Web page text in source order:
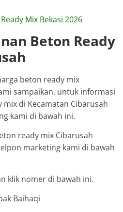
Mix Bekasi 2026
Beton Ready
beton ready mix
sampaikan. untuk informasi
di Kecamatan Cibarusah
kami di bawah ini.
ready mix Cibarusah
marketing kami di bawah
klik nomer di bawah ini.
Baihaqi